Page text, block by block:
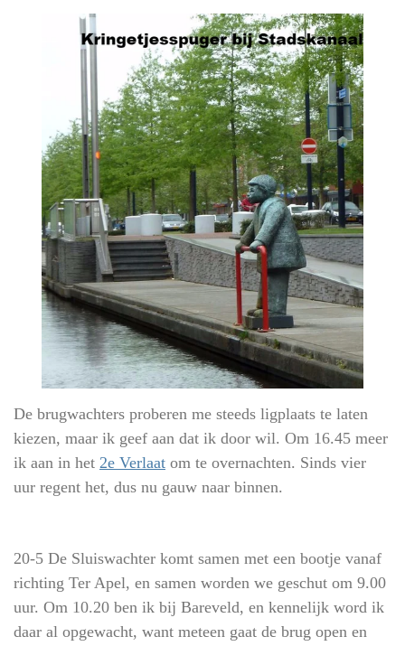
De brugwachters proberen me steeds ligplaats te laten
kiezen, maar ik geef aan dat ik door wil. Om 16.45 meer
ik aan in het 2e Verlaat om te overnachten. Sinds vier
uur regent het, dus nu gauw naar binnen.
20-5 De Sluiswachter komt samen met een bootje vanaf
richting Ter Apel, en samen worden we geschut om 9.00
uur. Om 10.20 ben ik bij Bareveld, en kennelijk word ik
daar al opgewacht, want meteen gaat de brug open en